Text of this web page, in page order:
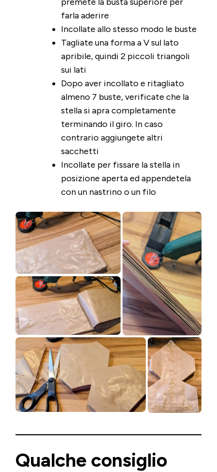
farla aderire
Incollate allo stesso modo le buste
Tagliate una forma a V sul lato
apribile, quindi 2 piccoli triangoli
sui lati
Dopo aver incollato e ritagliato
almeno 7 buste, verificate che la
stella si apra completamente
terminando il giro. In caso
contrario aggiungete altri
sacchetti
Incollate per fissare la stella in
posizione aperta ed appendetela
con un nastrino o un filo
Qualche consiglio